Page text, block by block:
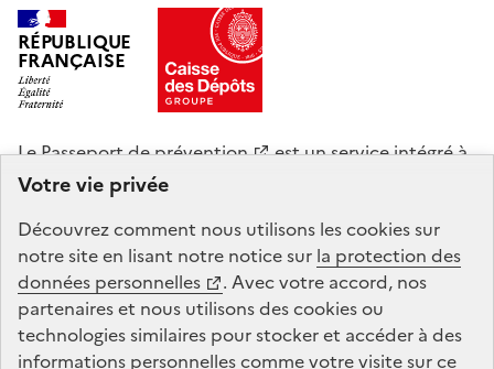
Votre vie privée
Découvrez comment nous utilisons lescookiessur
notre site en lisant notre notice sur la protection des
données personnelles
. Avec votre accord, nos
partenaires et nous utilisons descookiesou
technologies similaires pour stocker et accéder à des
informations personnelles comme votre visite sur ce
RÉPUBLIQUE
FRANÇAISE
LePasseport de prévention
est un service intégré à
Mon Compte Formation, mandaté par le ministère du
Travail, de la Santé et des Solidarités. La Caisse des
Dépôts gère le site du Compte personnel de
formation : conception, animation, maintenance,
traitements informatiques et assistance technique.
legifrance.gouv.fr info.gouv.fr